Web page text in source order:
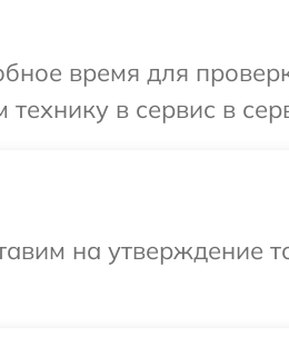
время для
в сервис в
на утверждение